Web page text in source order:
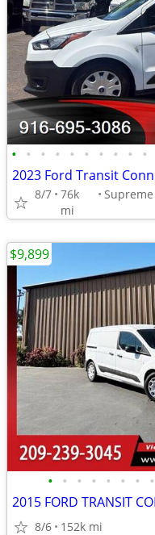
• • • • • • • • • •
8/7 76k
mi
• • • • • • • •
8/6 152k mi
$9,899